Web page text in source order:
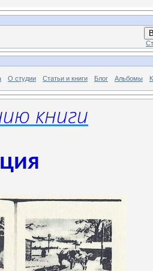
О студии Статьи и книги Блог Альбомы
книги